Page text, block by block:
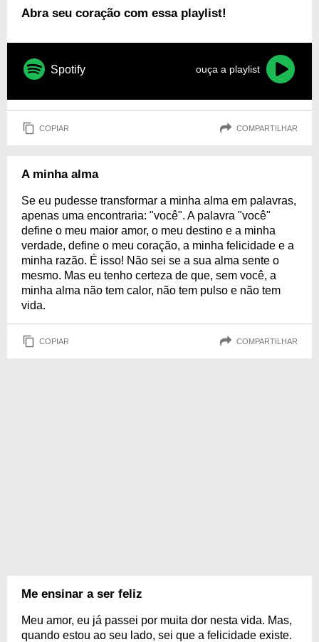
Abra seu coração com essa playlist!
Spotify ouça a playlist
COPIAR COMPARTILHAR
A minha alma
Se eu pudesse transformar a minha alma em palavras,
apenas uma encontraria: "você". A palavra "você"
define o meu maior amor, o meu destino e a minha
verdade, define o meu coração, a minha felicidade e a
minha razão. É isso! Não sei se a sua alma sente o
mesmo. Mas eu tenho certeza de que, sem você, a
minha alma não tem calor, não tem pulso e não tem
vida.
COPIAR COMPARTILHAR
Me ensinar a ser feliz
Meu amor, eu já passei por muita dor nesta vida. Mas,
quando estou ao seu lado, sei que a felicidade existe.